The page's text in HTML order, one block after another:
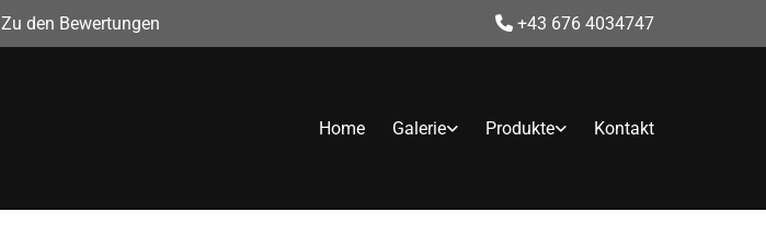
Zu den Bewertungen  +43 676 4034747
Home Galerie Produkte Kontakt